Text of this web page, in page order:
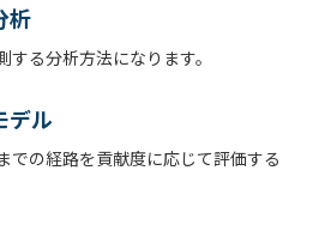
析
る分析方法になります。
デル
での経路を貢献度に応じて評価する